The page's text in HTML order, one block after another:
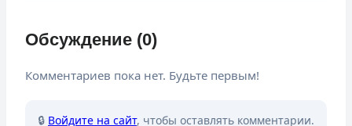
Обсуждение (0)
Комментариев пока нет. Будьте первым!
🔒 Войдите на сайт, чтобы оставлять комментарии.